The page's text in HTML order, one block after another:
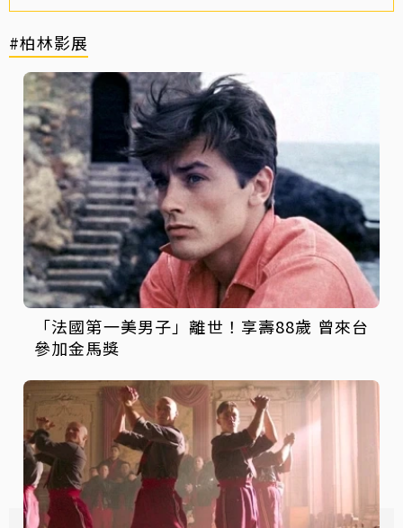
#柏林影展
「法國第一美男子」離世！享壽88歲 曾來台
參加金馬獎